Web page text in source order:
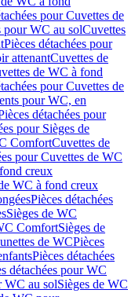
pour Cuvettes de
pour WC au solCuvettes
Pièces détachées pour
attenantCuvettes de
de WC à fond
pour Cuvettes de
pour WC, en
détachées pour
pour Sièges de
ComfortCuvettes de
pour Cuvettes de WC
creux
WC à fond creux
Pièces détachées
Sièges de WC
ComfortSièges de
de WCPièces
Pièces détachées
détachées pour WC
WC au solSièges de WC